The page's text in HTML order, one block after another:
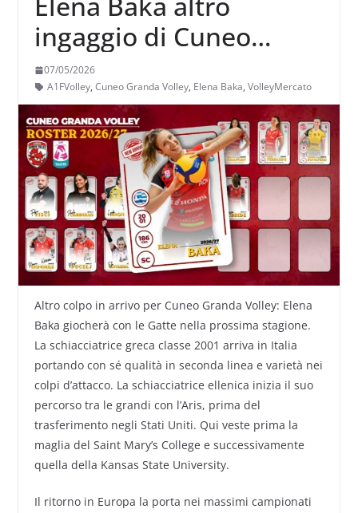
ingaggio di Cuneo
Granda Volley
07/05/2026
A1FVolley, Cuneo Granda Volley, Elena Baka, VolleyMercato
Altro colpo in arrivo per Cuneo Granda Volley: Elena
Baka giocherà con le Gatte nella prossima stagione.
La schiacciatrice greca classe 2001 arriva in Italia
portando con sé qualità in seconda linea e varietà nei
colpi d’attacco. La schiacciatrice ellenica inizia il suo
percorso tra le grandi con l’Aris, prima del
trasferimento negli Stati Uniti. Qui veste prima la
maglia del Saint Mary’s College e successivamente
quella della Kansas State University.
Il ritorno in Europa la porta nei massimi campionati